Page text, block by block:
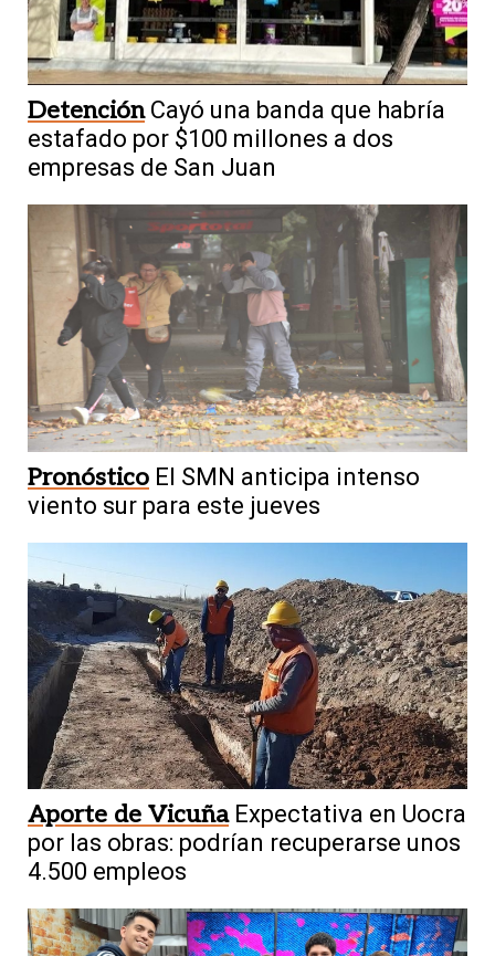
Aporte de Vicuña Expectativa en Uocra
por las obras: podrían recuperarse unos
4.500 empleos
Detención Cayó una banda que habría
estafado por $100 millones a dos
empresas de San Juan
Pronóstico El SMN anticipa intenso
viento sur para este jueves
Aporte de Vicuña Expectativa en Uocra
por las obras: podrían recuperarse unos
4.500 empleos